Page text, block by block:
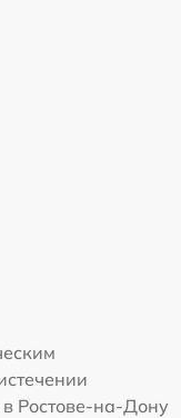
Ростове-на-Дону